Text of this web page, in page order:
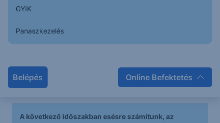
GYIK
Panaszkezelés
Belépés Online Befektetés
konfiguráció teljesítette a célárát.
befejeződött egy északi irányba közlekedő
szekvencia, vagy nagyon közel áll a befejezéséhez.
A következő időszakban esésre számítunk, az